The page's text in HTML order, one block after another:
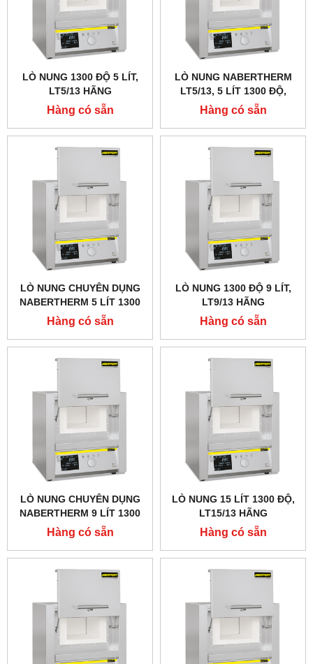
LÒ NUNG 1300 ĐỘ 5 LÍT,
LT5/13 HÃNG
NABERTHERM - ĐỨC
Hàng có sẵn
LÒ NUNG NABERTHERM
LT5/13, 5 LÍT 1300 ĐỘ,
CỬA LẬT LÊN
Hàng có sẵn
LÒ NUNG CHUYÊN DỤNG
NABERTHERM 5 LÍT 1300
ĐỘ
Hàng có sẵn
LÒ NUNG 1300 ĐỘ 9 LÍT,
LT9/13 HÃNG
NABERTHERM - ĐỨC
Hàng có sẵn
LÒ NUNG CHUYÊN DỤNG
NABERTHERM 9 LÍT 1300
ĐỘ, CỬA LẬT LÊN
Hàng có sẵn
LÒ NUNG 15 LÍT 1300 ĐỘ,
LT15/13 HÃNG
NABERTHERM - ĐỨC
Hàng có sẵn